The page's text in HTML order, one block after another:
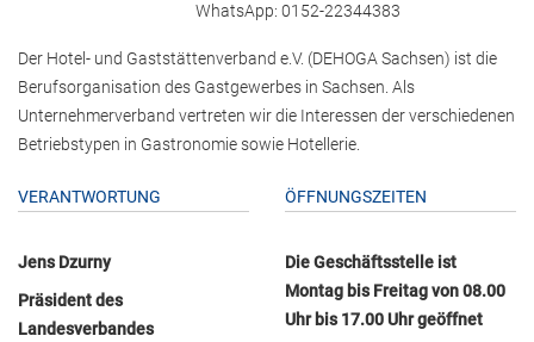
WhatsApp: 0152-22344383
Der Hotel- und Gaststättenverband e.V. (DEHOGA Sachsen) ist die
Berufsorganisation des Gastgewerbes in Sachsen. Als
Unternehmerverband vertreten wir die Interessen der verschiedenen
Betriebstypen in Gastronomie sowie Hotellerie.
VERANTWORTUNG
Jens Dzurny
Präsident des
Landesverbandes
ÖFFNUNGSZEITEN
Die Geschäftsstelle ist
Montag bis Freitag von 08.00
Uhr bis 17.00 Uhr geöffnet